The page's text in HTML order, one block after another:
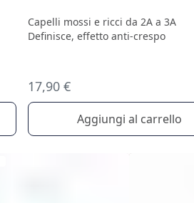
Capelli mossi e ricci da 2A a 3A
Definisce, effetto anti-crespo
17,90 €
Aggiungi al carrello